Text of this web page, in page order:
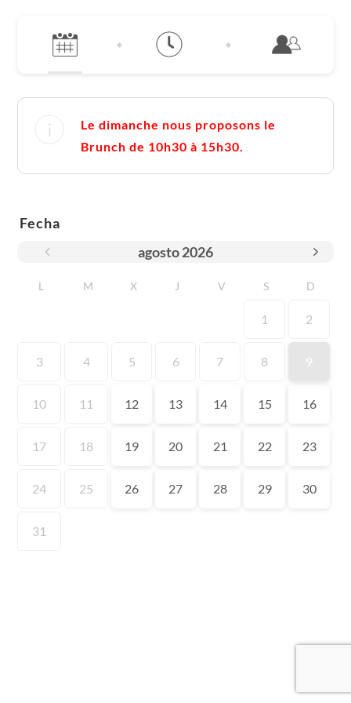
Le dimanche nous proposons le
Brunch de 10h30 à 15h30.
Fecha
agosto2026
L M X J V S D
1 2
3 4 5 6 7 8 9
10 11 12 13 14 15 16
17 18 19 20 21 22 23
24 25 26 27 28 29 30
31